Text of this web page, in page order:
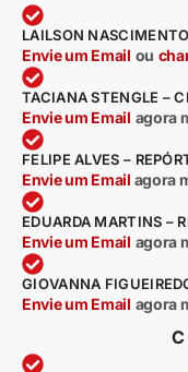
LAILSON
Envie um Email ou
TACIANA STENGLE –
Envie um Email agora
FELIPE ALVES –
Envie um Email agora
EDUARDA MARTINS –
Envie um Email agora
GIOVANNA
Envie um Email agora